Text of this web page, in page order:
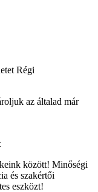
Régi
az általad már
között! Minőségi
és szakértői
eszközt!